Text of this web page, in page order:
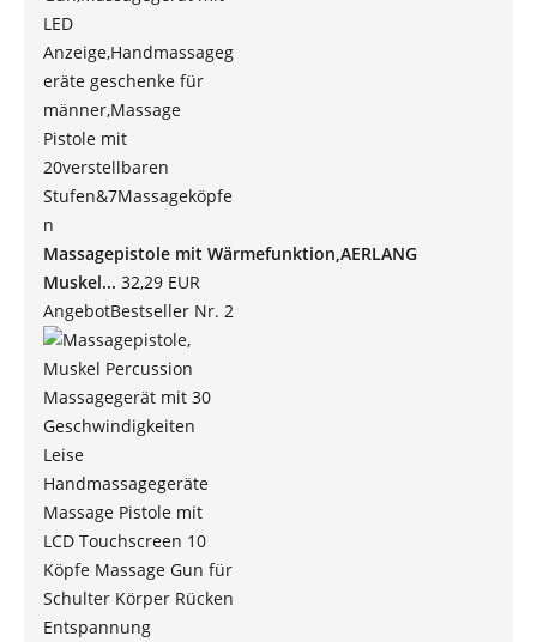
Massagepistole mit Wärmefunktion,AERLANG
Muskel... 32,29 EUR
AngebotBestseller Nr. 2